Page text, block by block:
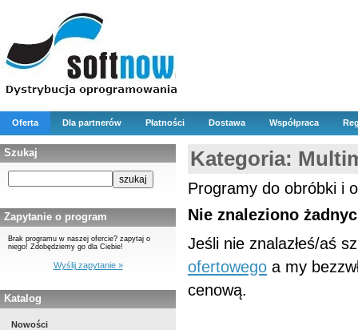
Oferta Dla partnerów Płatności Dostawa Współpraca
Szukaj
Zapytanie o program
Brak programu w naszej ofercie? zapytaj o
niego! Zdobędziemy go dla Ciebie!
Wyślij zapytanie »
Katalog
Nowości
Kategoria:
Programy do obróbki i
Nie znaleziono
Jeśli nie znalazłeś/aś
ofertowego a my
cenową.